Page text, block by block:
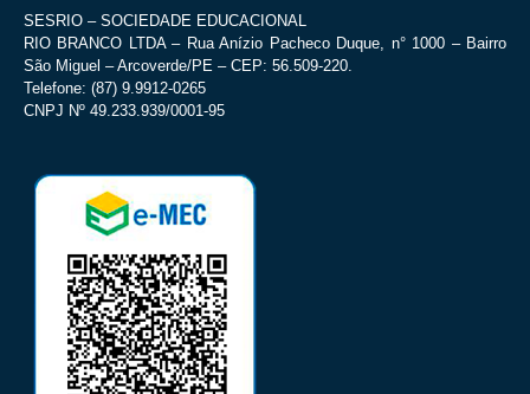
SESRIO – SOCIEDADE EDUCACIONAL
RIO BRANCO LTDA – Rua Anízio Pacheco Duque, n° 1000 – Bairro
São Miguel – Arcoverde/PE – CEP: 56.509-220.
Telefone: (87) 9.9912-0265
CNPJ Nº 49.233.939/0001-95